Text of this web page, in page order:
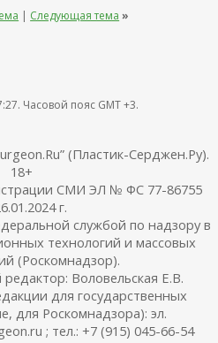
| Следующая тема »
. Часовой пояс GMT +3.
(Пластик-Серджен.Ру).
18+
СМИ ЭЛ № ФС 77-86755
г.
службой по надзору в
технологий и массовых
(Роскомнадзор).
Воловельская Е.В.
для государственных
для Роскомнадзора): эл.
; тел.: +7 (915) 045-66-54